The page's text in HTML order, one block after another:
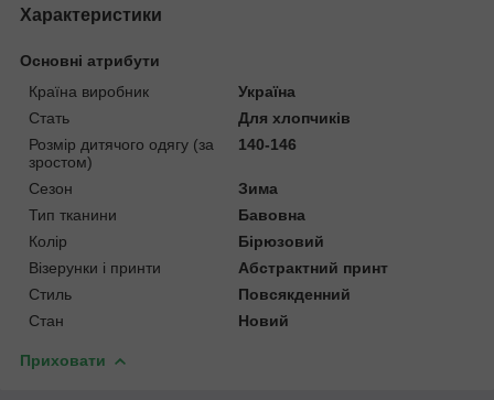
Характеристики
Основні атрибути
Країна виробник
Україна
Стать
Для хлопчиків
Розмір дитячого одягу (за
зростом)
140-146
Сезон
Зима
Тип тканини
Бавовна
Колір
Бірюзовий
Візерунки і принти
Абстрактний принт
Стиль
Повсякденний
Стан
Новий
Приховати